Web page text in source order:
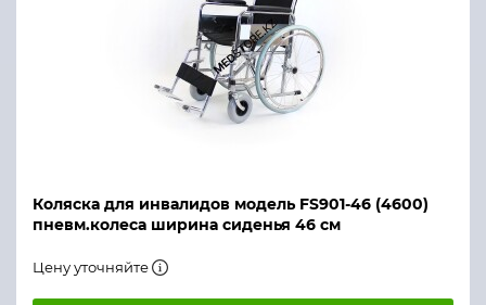
Коляска для инвалидов модель FS901-46 (4600)
пневм.колеса ширина сиденья 46 см
Цену уточняйте